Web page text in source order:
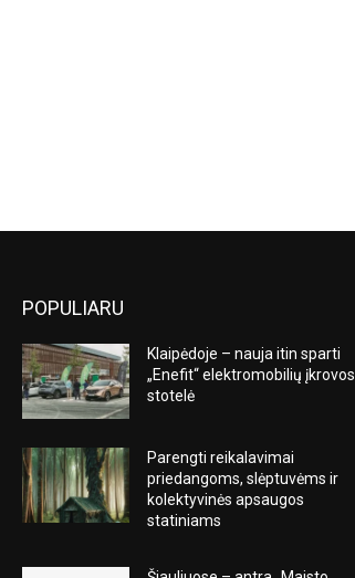
POPULIARU
Klaipėdoje – nauja itin sparti
„Enefit“ elektromobilių įkrovos
stotelė
Parengti reikalavimai
priedangoms, slėptuvėms ir
kolektyvinės apsaugos
statiniams